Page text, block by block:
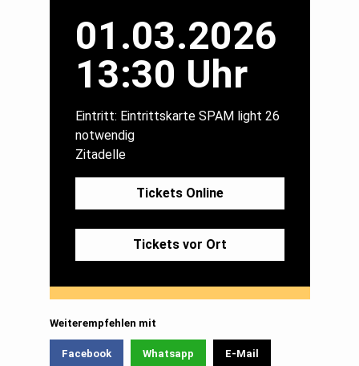
01.03.2026
13:30 Uhr
Eintritt: Eintrittskarte SPAM light 26
notwendig
Zitadelle
Tickets Online
Tickets vor Ort
Weiterempfehlen mit
Facebook Whatsapp E-Mail